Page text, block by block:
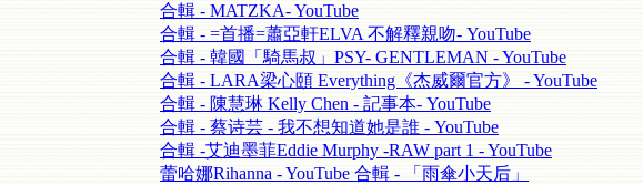
合輯 - MATZKA- YouTube
合輯 - =首播=蕭亞軒ELVA 不解釋親吻- YouTube
合輯 - 韓國「騎馬叔」PSY- GENTLEMAN - YouTube
合輯 - LARA梁心頤 Everything《杰威爾官方》 - YouTube
合輯 - 陳慧琳 Kelly Chen - 記事本- YouTube
合輯 - 蔡诗芸 - 我不想知道她是誰 - YouTube
合輯 -艾迪墨菲Eddie Murphy -RAW part 1 - YouTube
蕾哈娜Rihanna - YouTube 合輯 - 「雨傘小天后」